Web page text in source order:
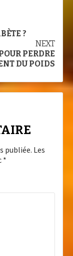
?
NEXT
PERDRE
DU POIDS
publiée. Les
*